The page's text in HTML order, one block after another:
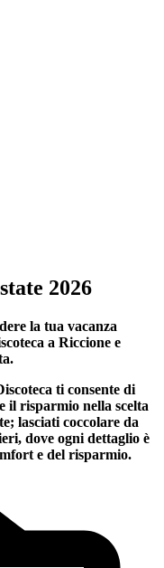
2026
la tua vacanza
a Riccione e
ti consente di
il risparmio nella scelta
lasciati coccolare da
dove ogni dettaglio è
e del risparmio.